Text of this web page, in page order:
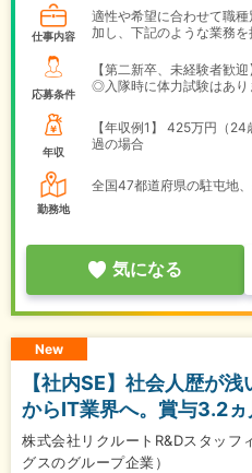
仕事内容
適性や希望に合わせて職
加し、下記のような業務を
応募条件
【第二新卒、未経験者歓
◎入隊時に体力試験はあり
年収
【年収例1】
425万円（24
過の場合
勤務地
全国47都道府県の駐屯地
気になる
New
【社内SE】社会人歴が
からIT業界へ。賞与3.2
株式会社リクルートR&Dスタッフ
グスのグループ企業）